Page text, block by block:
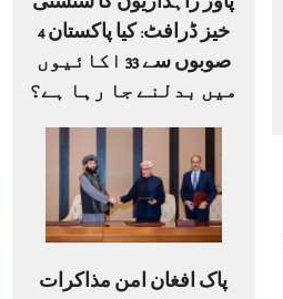
پاور راہداریوں کا سنسنی
خیز ڈرافٹ: کیا پاکستان 4
صوبوں سے 33 اکائیوں
میں بدلنے جا رہا ہے؟
پاک افغان امن مذاکرات